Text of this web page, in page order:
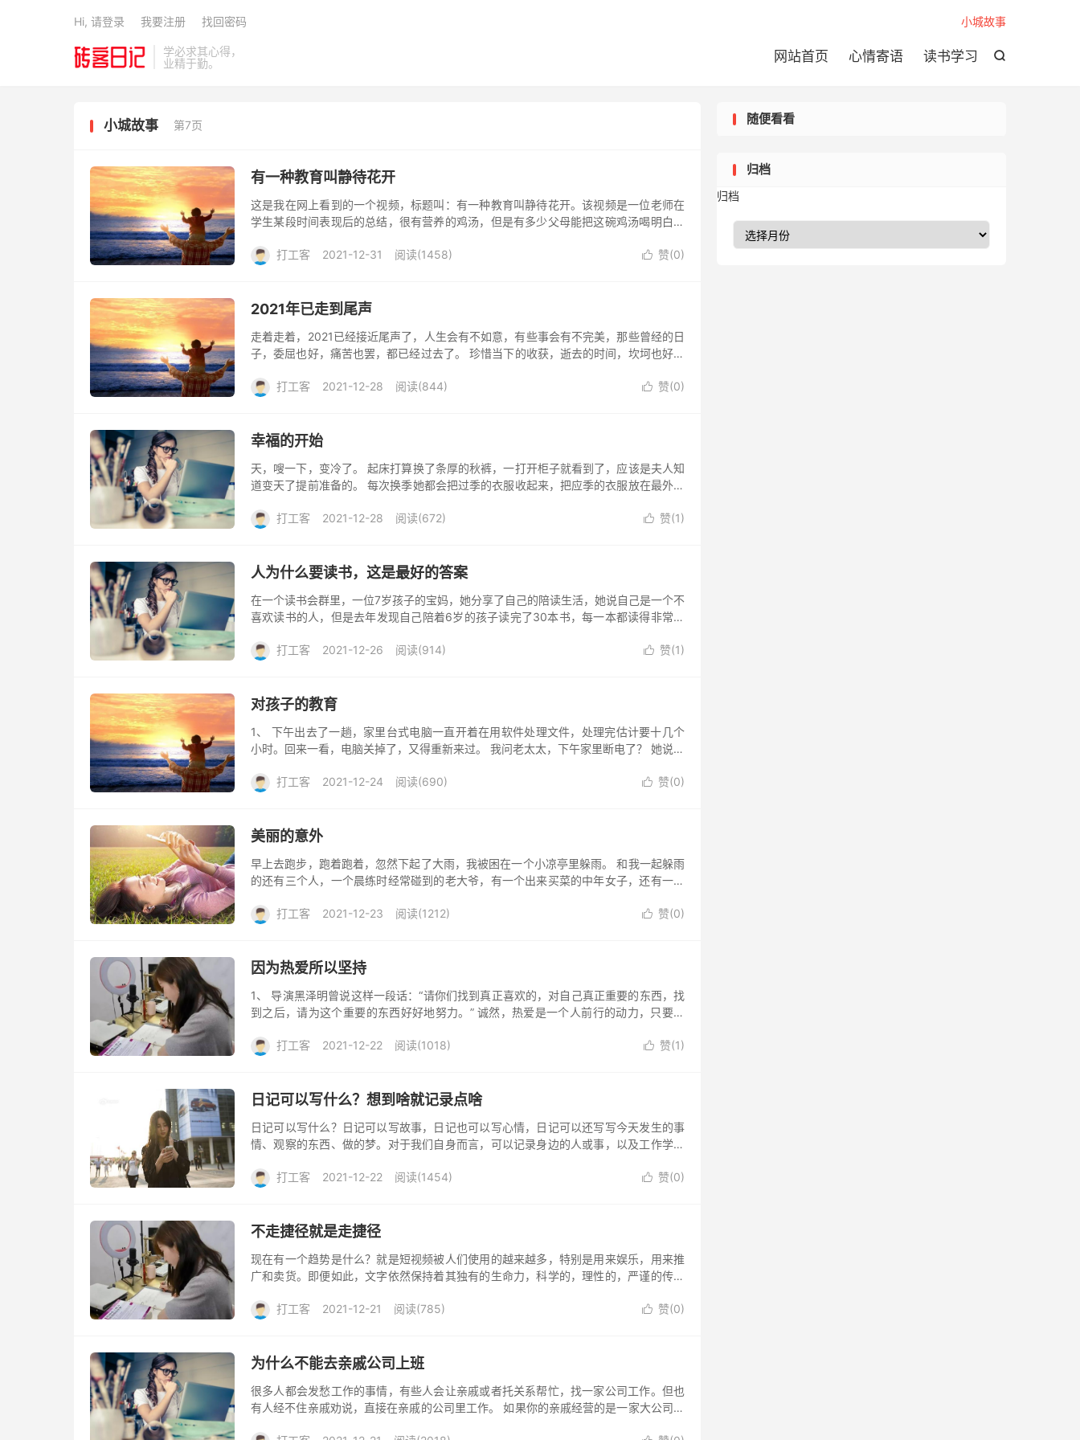
学必求其心得，
业精于勤。

网站首页 心情寄语 读书学习
小城故事
Hi, 请登录 我要注册 找回密码
小城故事 第7页
有一种教育叫静待花开
这是我在网上看到的一个视频，标题叫：有一种教育叫静待花开。该视频是一位老师在
学生某段时间表现后的总结，很有营养的鸡汤，但是有多少父母能把这碗鸡汤喝明白，
在春天，...
 赞(0)
打工客 2021-12-31 阅读(1458)
2021年已走到尾声
走着走着，2021已经接近尾声了，人生会有不如意，有些事会有不完美，那些曾经的日
子，委屈也好，痛苦也罢，都已经过去了。 珍惜当下的收获，逝去的时间，坎坷也好，
容易。...
 赞(0)
打工客 2021-12-28 阅读(844)
幸福的开始
天，嗖一下，变冷了。 起床打算换了条厚的秋裤，一打开柜子就看到了，应该是夫人知
道变天了提前准备的。 每次换季她都会把过季的衣服收起来，把应季的衣服放在最外面
整个身...
 赞(1)
打工客 2021-12-28 阅读(672)
人为什么要读书，这是最好的答案
在一个读书会群里，一位7岁孩子的宝妈，她分享了自己的陪读生活，她说自己是一个不
喜欢读书的人，但是去年发现自己陪着6岁的孩子读完了30本书，每一本都读得非常的
女儿，...
 赞(1)
打工客 2021-12-26 阅读(914)
对孩子的教育
1、 下午出去了一趟，家里台式电脑一直开着在用软件处理文件，处理完估计要十几个
小时。回来一看，电脑关掉了，又得重新来过。 我问老太太，下午家里断电了？ 她说，
训...
 赞(0)
打工客 2021-12-24 阅读(690)
美丽的意外
早上去跑步，跑着跑着，忽然下起了大雨，我被困在一个小凉亭里躲雨。 和我一起躲雨
的还有三个人，一个晨练时经常碰到的老大爷，有一个出来买菜的中年女子，还有一个
子。雨水湿...
 赞(0)
打工客 2021-12-23 阅读(1212)
因为热爱所以坚持
1、 导演黑泽明曾说这样一段话：“请你们找到真正喜欢的，对自己真正重要的东西，找
到之后，请为这个重要的东西好好地努力。” 诚然，热爱是一个人前行的动力，只要能
持，...
 赞(1)
打工客 2021-12-22 阅读(1018)
日记可以写什么？想到啥就记录点啥
日记可以写什么？日记可以写故事，日记也可以写心情，日记可以还写写今天发生的事
情、观察的东西、做的梦。对于我们自身而言，可以记录身边的人或事，以及工作学习
不过有的孩...
 赞(0)
打工客 2021-12-22 阅读(1454)
不走捷径就是走捷径
现在有一个趋势是什么？就是短视频被人们使用的越来越多，特别是用来娱乐，用来推
广和卖货。即便如此，文字依然保持着其独有的生命力，科学的，理性的，严谨的传播
假，大家各自...
 赞(0)
打工客 2021-12-21 阅读(785)
为什么不能去亲戚公司上班
很多人都会发愁工作的事情，有些人会让亲戚或者托关系帮忙，找一家公司工作。但也
有人经不住亲戚劝说，直接在亲戚的公司里工作。 如果你的亲戚经营的是一家大公司，
随便看看
归档
归档